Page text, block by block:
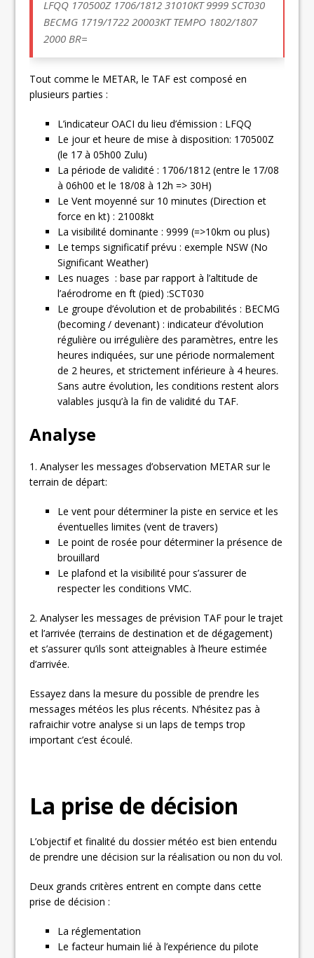
LFQQ 170500Z 1706/1812 31010KT 9999 SCT030
BECMG 1719/1722 20003KT TEMPO 1802/1807
2000 BR=
Tout comme le METAR, le TAF est composé en
plusieurs parties :
L’indicateur OACI du lieu d’émission : LFQQ
Le jour et heure de mise à disposition: 170500Z
(le 17 à 05h00 Zulu)
La période de validité : 1706/1812 (entre le 17/08
à 06h00 et le 18/08 à 12h => 30H)
Le Vent moyenné sur 10 minutes (Direction et
force en kt) : 21008kt
La visibilité dominante : 9999 (=>10km ou plus)
Le temps significatif prévu : exemple NSW (No
Significant Weather)
Les nuages : base par rapport à l’altitude de
l’aérodrome en ft (pied) :SCT030
Le groupe d’évolution et de probabilités : BECMG
(becoming / devenant) : indicateur d’évolution
régulière ou irrégulière des paramètres, entre les
heures indiquées, sur une période normalement
de 2 heures, et strictement inférieure à 4 heures.
Sans autre évolution, les conditions restent alors
valables jusqu’à la fin de validité du TAF.
Analyse
1. Analyser les messages d’observation METAR sur le
terrain de départ:
Le vent pour déterminer la piste en service et les
éventuelles limites (vent de travers)
Le point de rosée pour déterminer la présence de
brouillard
Le plafond et la visibilité pour s’assurer de
respecter les conditions VMC.
2. Analyser les messages de prévision TAF pour le trajet
et l’arrivée (terrains de destination et de dégagement)
et s’assurer qu’ils sont atteignables à l’heure estimée
d’arrivée.
Essayez dans la mesure du possible de prendre les
messages météos les plus récents. N’hésitez pas à
rafraichir votre analyse si un laps de temps trop
important c’est écoulé.
La prise de décision
L’objectif et finalité du dossier météo est bien entendu
de prendre une décision sur la réalisation ou non du vol.
Deux grands critères entrent en compte dans cette
prise de décision :
La réglementation
Le facteur humain lié à l’expérience du pilote